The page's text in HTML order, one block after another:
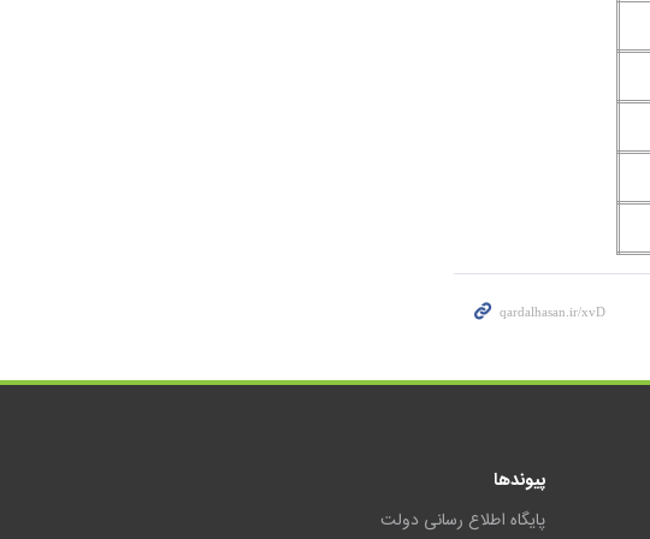
پیوندها
پایگاه اطلاع رسانی دولت